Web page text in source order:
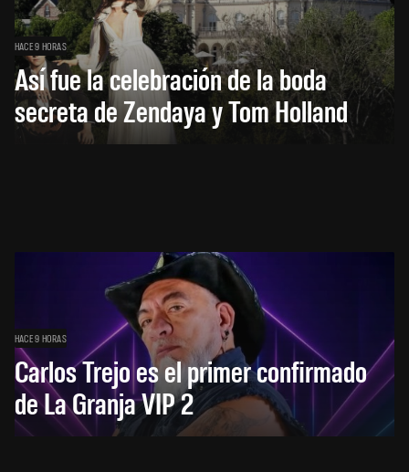
HACE 9 HORAS
Así fue la celebración de la boda
secreta de Zendaya y Tom Holland
HACE 9 HORAS
Carlos Trejo es el primer confirmado
de La Granja VIP 2